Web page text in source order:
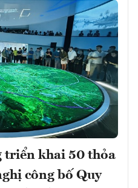
triển khai 50 thỏa
công bố Quy